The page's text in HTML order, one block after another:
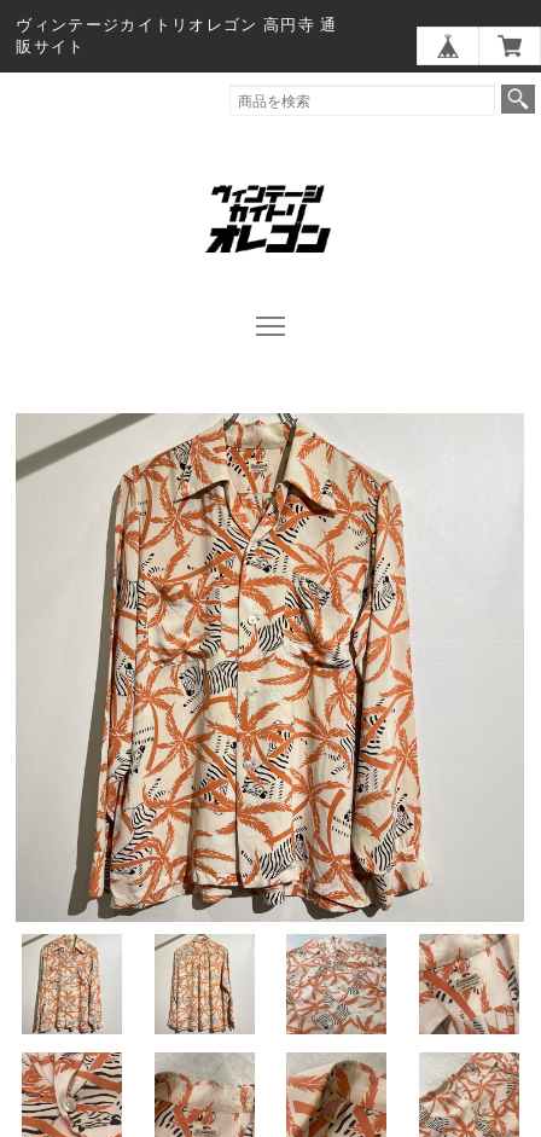
ヴィンテージカイトリオレゴン 高円寺 通
販サイト